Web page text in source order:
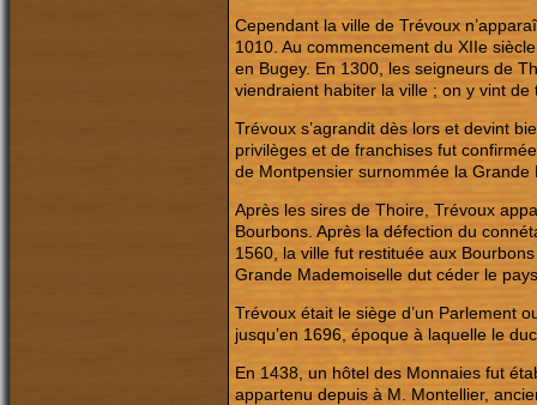
Cependant la ville de Trévoux
1010. Au commencement du XIIe
en Bugey. En 1300, les seigneurs de
viendraient habiter la ville ; on y vint
Trévoux s’agrandit dès lors et devint
privilèges et de franchises fut
de Montpensier surnommée la Grande
Après les sires de Thoire, Trévoux
Bourbons. Après la défection du
1560, la ville fut restituée aux
Grande Mademoiselle dut céder le
Trévoux était le siège d’un Parlement
jusqu’en 1696, époque à laquelle le
En 1438, un hôtel des Monnaies fut
appartenu depuis à M. Montellier,